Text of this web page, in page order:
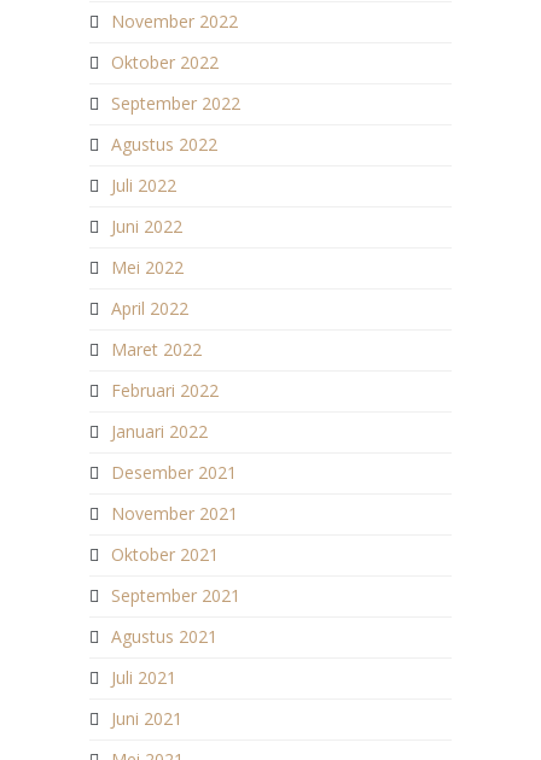
November 2022
Oktober 2022
September 2022
Agustus 2022
Juli 2022
Juni 2022
Mei 2022
April 2022
Maret 2022
Februari 2022
Januari 2022
Desember 2021
November 2021
Oktober 2021
September 2021
Agustus 2021
Juli 2021
Juni 2021